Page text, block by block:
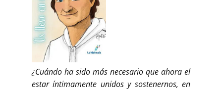
¿Cuándo ha sido más necesario que ahora el
estar íntimamente unidos y sostenernos, en